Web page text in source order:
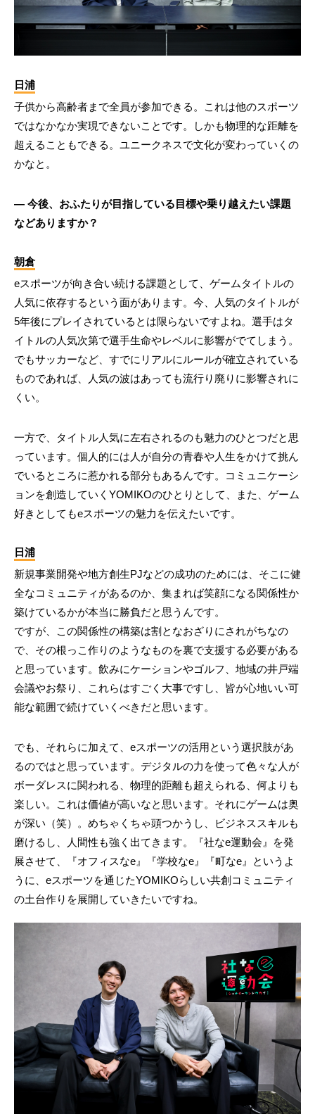
日浦
子供から高齢者まで全員が参加できる。これは他のスポーツ
ではなかなか実現できないことです。しかも物理的な距離を
超えることもできる。ユニークネスで文化が変わっていくの
かなと。
― 今後、おふたりが目指している目標や乗り越えたい課題
などありますか？
朝倉
eスポーツが向き合い続ける課題として、ゲームタイトルの
人気に依存するという面があります。今、人気のタイトルが
5年後にプレイされているとは限らないですよね。選手はタ
イトルの人気次第で選手生命やレベルに影響がでてしまう。
でもサッカーなど、すでにリアルにルールが確立されている
ものであれば、人気の波はあっても流行り廃りに影響されに
くい。
一方で、タイトル人気に左右されるのも魅力のひとつだと思
っています。個人的には人が自分の青春や人生をかけて挑ん
でいるところに惹かれる部分もあるんです。コミュニケーシ
ョンを創造していくYOMIKOのひとりとして、また、ゲーム
好きとしてもeスポーツの魅力を伝えたいです。
日浦
新規事業開発や地方創生PJなどの成功のためには、そこに健
全なコミュニティがあるのか、集まれば笑顔になる関係性か
築けているかが本当に勝負だと思うんです。
ですが、この関係性の構築は割となおざりにされがちなの
で、その根っこ作りのようなものを裏で支援する必要がある
と思っています。飲みにケーションやゴルフ、地域の井戸端
会議やお祭り、これらはすごく大事ですし、皆が心地いい可
能な範囲で続けていくべきだと思います。
でも、それらに加えて、eスポーツの活用という選択肢があ
るのではと思っています。デジタルの力を使って色々な人が
ボーダレスに関われる、物理的距離も超えられる、何よりも
楽しい。これは価値が高いなと思います。それにゲームは奥
が深い（笑）。めちゃくちゃ頭つかうし、ビジネススキルも
磨けるし、人間性も強く出てきます。『社なe運動会』を発
展させて、『オフィスなe』『学校なe』『町なe』というよ
うに、eスポーツを通じたYOMIKOらしい共創コミュニティ
の土台作りを展開していきたいですね。